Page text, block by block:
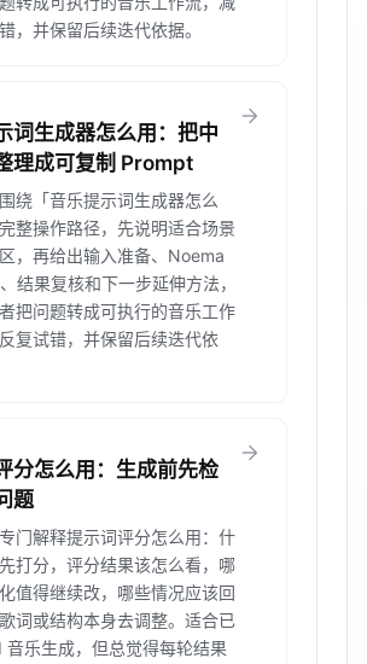
，并保留后续迭代依据。
词生成器怎么用：把中
理成可复制 Prompt
绕「音乐提示词生成器怎么
整操作路径，先说明适合场景
，再给出输入准备、Noema
结果复核和下一步延伸方法，
把问题转成可执行的音乐工作
复试错，并保留后续迭代依
arrow_forward
分怎么用：生成前先检
题
门解释提示词评分怎么用：什
打分，评分结果该怎么看，哪
值得继续改，哪些情况应该回
词或结构本身去调整。适合已
音乐生成，但总觉得每轮结果
arrow_forward